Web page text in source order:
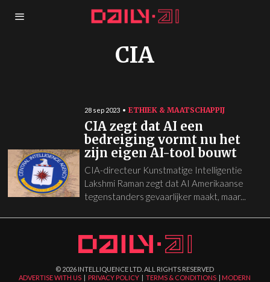
CIA
28 sep 2023 ETHIEK & MAATSCHAPPIJ
CIA zegt dat AI een
bedreiging vormt nu het
zijn eigen AI-tool bouwt
CIA-directeur Kunstmatige Intelligentie
Lakshmi Raman zegt dat AI Amerikaanse
tegenstanders gevaarlijker maakt, maar...
© 2026 INTELLIQUENCE LTD. ALL RIGHTS RESERVED
ADVERTISE WITH US | PRIVACY POLICY |TERMS & CONDITIONS | MODERN